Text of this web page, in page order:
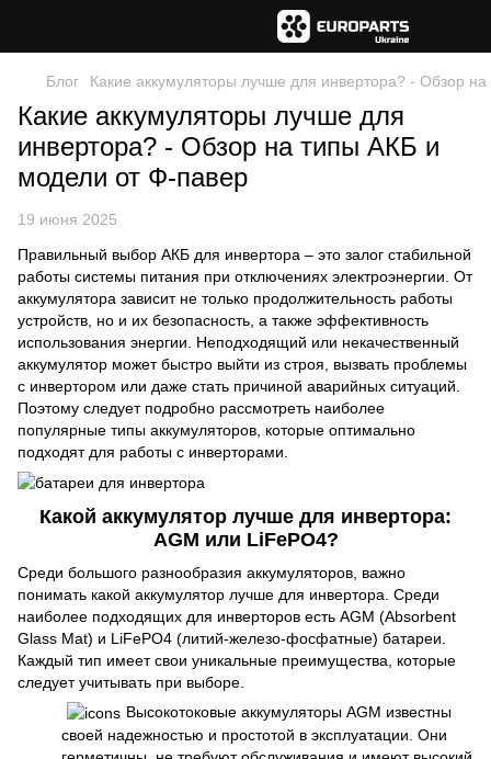
Блог Какие аккумуляторы лучше для инвертора? - Обзор
Какие аккумуляторы лучше для
инвертора? - Обзор на типы АКБ и
модели от Ф-павер
19 июня 2025
Правильный выбор АКБ для инвертора – это залог стабильной
работы системы питания при отключениях электроэнергии. От
аккумулятора зависит не только продолжительность работы
устройств, но и их безопасность, а также эффективность
использования энергии. Неподходящий или некачественный
аккумулятор может быстро выйти из строя, вызвать проблемы
с инвертором или даже стать причиной аварийных ситуаций.
Поэтому следует подробно рассмотреть наиболее
популярные типы аккумуляторов, которые оптимально
подходят для работы с инверторами.
Какой аккумулятор лучше для инвертора:
AGM или LiFePO4?
Среди большого разнообразия аккумуляторов, важно
понимать какой аккумулятор лучше для инвертора. Среди
наиболее подходящих для инверторов есть AGM (Absorbent
Glass Mat) и LiFePO4 (литий-железо-фосфатные) батареи.
Каждый тип имеет свои уникальные преимущества, которые
следует учитывать при выборе.
Высокотоковые аккумуляторы AGM известны
своей надежностью и простотой в эксплуатации. Они